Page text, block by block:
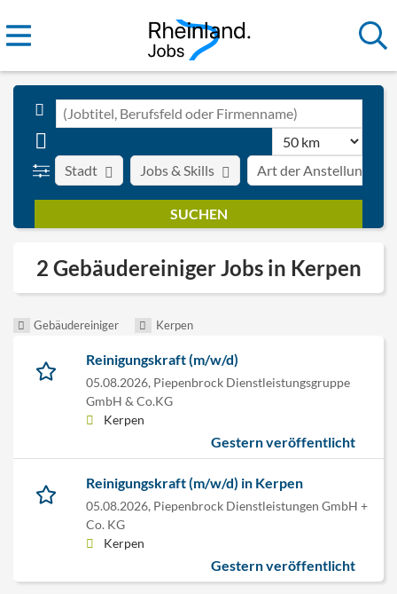
Stadt Art der Anstellung
Jobs & Skills
2 Gebäudereiniger Jobs in Kerpen
Gebäudereiniger Kerpen
Reinigungskraft (m/w/d)
05.08.2026, Piepenbrock Dienstleistungsgruppe
GmbH & Co.KG
Kerpen
Gestern veröffentlicht
Reinigungskraft (m/w/d) in Kerpen
05.08.2026, Piepenbrock Dienstleistungen GmbH +
Co. KG
Kerpen
Gestern veröffentlicht